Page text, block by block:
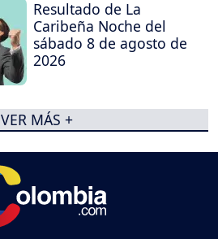
Resultado de La
Caribeña Noche del
sábado 8 de agosto de
2026
VER MÁS +